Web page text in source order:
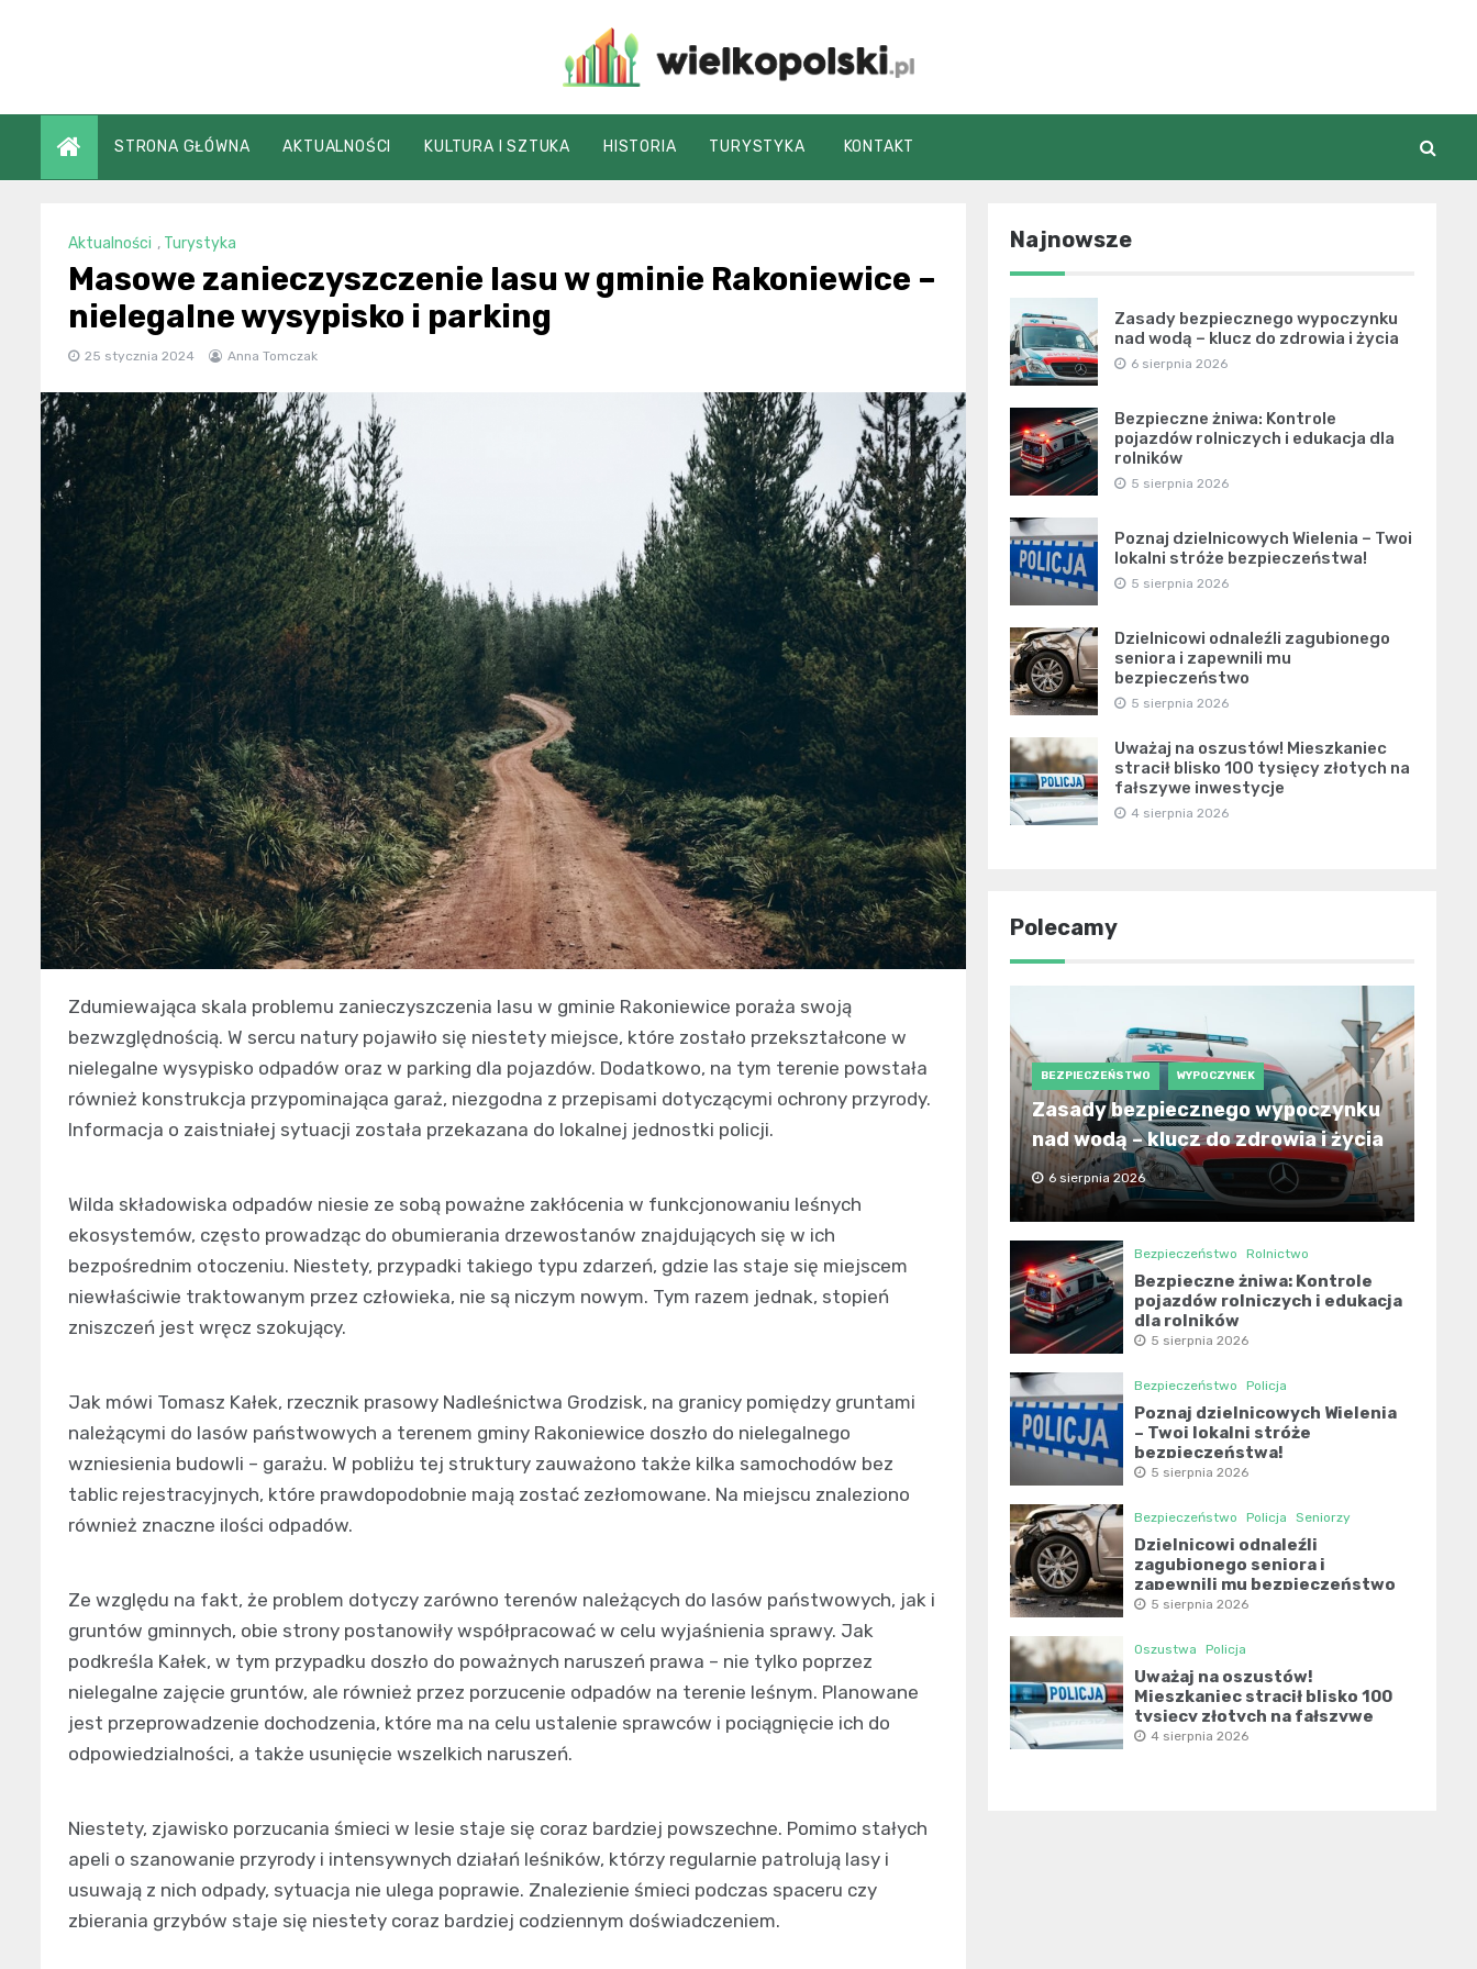
wielkopolski.pl
STRONA GŁÓWNA AKTUALNOŚCI KULTURA I SZTUKA HISTORIA TURYSTYKA KONTAKT
Aktualności , Turystyka
Masowe zanieczyszczenie lasu w gminie Rakoniewice –
nielegalne wysypisko i parking
25 stycznia 2024 Anna Tomczak
Zdumiewająca skala problemu zanieczyszczenia lasu w gminie Rakoniewice poraża swoją
bezwzględnością. W sercu natury pojawiło się niestety miejsce, które zostało przekształcone w
nielegalne wysypisko odpadów oraz w parking dla pojazdów. Dodatkowo, na tym terenie powstała
również konstrukcja przypominająca garaż, niezgodna z przepisami dotyczącymi ochrony przyrody.
Informacja o zaistniałej sytuacji została przekazana do lokalnej jednostki policji.
Wilda składowiska odpadów niesie ze sobą poważne zakłócenia w funkcjonowaniu leśnych
ekosystemów, często prowadząc do obumierania drzewostanów znajdujących się w ich
bezpośrednim otoczeniu. Niestety, przypadki takiego typu zdarzeń, gdzie las staje się miejscem
niewłaściwie traktowanym przez człowieka, nie są niczym nowym. Tym razem jednak, stopień
zniszczeń jest wręcz szokujący.
Jak mówi Tomasz Kałek, rzecznik prasowy Nadleśnictwa Grodzisk, na granicy pomiędzy gruntami
należącymi do lasów państwowych a terenem gminy Rakoniewice doszło do nielegalnego
wzniesienia budowli – garażu. W pobliżu tej struktury zauważono także kilka samochodów bez
tablic rejestracyjnych, które prawdopodobnie mają zostać zezłomowane. Na miejscu znaleziono
również znaczne ilości odpadów.
Ze względu na fakt, że problem dotyczy zarówno terenów należących do lasów państwowych, jak i
gruntów gminnych, obie strony postanowiły współpracować w celu wyjaśnienia sprawy. Jak
podkreśla Kałek, w tym przypadku doszło do poważnych naruszeń prawa – nie tylko poprzez
nielegalne zajęcie gruntów, ale również przez porzucenie odpadów na terenie leśnym. Planowane
jest przeprowadzenie dochodzenia, które ma na celu ustalenie sprawców i pociągnięcie ich do
odpowiedzialności, a także usunięcie wszelkich naruszeń.
Niestety, zjawisko porzucania śmieci w lesie staje się coraz bardziej powszechne. Pomimo stałych
apeli o szanowanie przyrody i intensywnych działań leśników, którzy regularnie patrolują lasy i
usuwają z nich odpady, sytuacja nie ulega poprawie. Znalezienie śmieci podczas spaceru czy
zbierania grzybów staje się niestety coraz bardziej codziennym doświadczeniem.
Najnowsze
Zasady bezpiecznego wypoczynku
nad wodą – klucz do zdrowia i życia
6 sierpnia 2026
Bezpieczne żniwa: Kontrole
pojazdów rolniczych i edukacja dla
rolników
5 sierpnia 2026
Poznaj dzielnicowych Wielenia – Twoi
lokalni stróże bezpieczeństwa!
5 sierpnia 2026
Dzielnicowi odnaleźli zagubionego
seniora i zapewnili mu
bezpieczeństwo
5 sierpnia 2026
Uważaj na oszustów! Mieszkaniec
stracił blisko 100 tysięcy złotych na
fałszywe inwestycje
4 sierpnia 2026
Polecamy
BEZPIECZEŃSTWO WYPOCZYNEK
Zasady bezpiecznego wypoczynku
nad wodą – klucz do zdrowia i życia
6 sierpnia 2026
Bezpieczeństwo Rolnictwo
Bezpieczne żniwa: Kontrole
pojazdów rolniczych i edukacja
dla rolników
5 sierpnia 2026
Bezpieczeństwo Policja
Poznaj dzielnicowych Wielenia
– Twoi lokalni stróże
bezpieczeństwa!
5 sierpnia 2026
Bezpieczeństwo Policja Seniorzy
Dzielnicowi odnaleźli
zagubionego seniora i
zapewnili mu bezpieczeństwo
5 sierpnia 2026
Oszustwa Policja
Uważaj na oszustów!
Mieszkaniec stracił blisko 100
tysięcy złotych na fałszywe
inwestycje
4 sierpnia 2026